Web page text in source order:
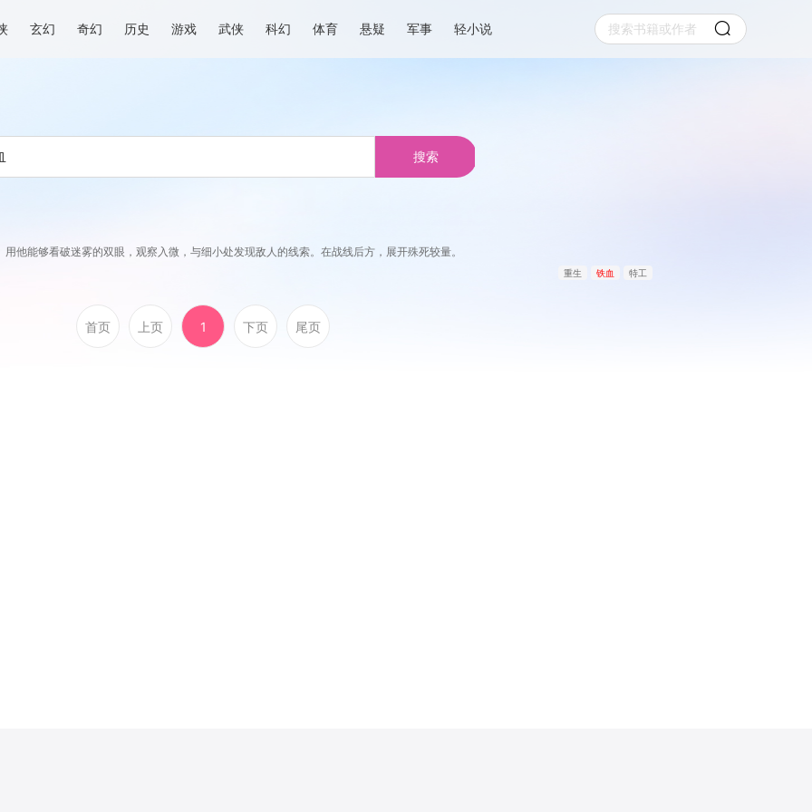
玄幻 奇幻 历史 游戏 武侠 科幻 体育 悬疑 军事 轻小说
搜索
他能够看破迷雾的双眼，观察入微，与细小处发现敌人的线索。在战线后方，展开殊死较量。
重生 铁血 特工
首页 上页 1 下页 尾页